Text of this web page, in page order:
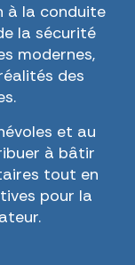
à la conduite
la sécurité
modernes,
des
et au
à bâtir
tout en
pour la